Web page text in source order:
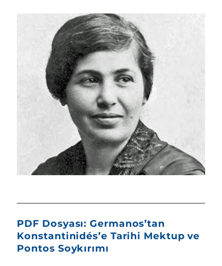
PDF Dosyası: Germanos’tan
Konstantinidés’e Tarihi Mektup ve
Pontos Soykırımı